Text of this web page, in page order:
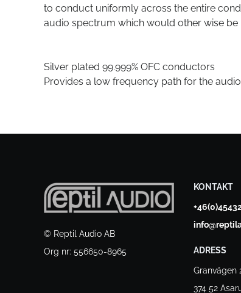
to conduct uniformly across the entire
audio spectrum which would other wise be
Silver plated 99.999% OFC conductors
Provides a low frequency path for the
© Reptil Audio AB
Org nr: 556650-8965
KONTAKT
ADRESS
Granvägen
374 52